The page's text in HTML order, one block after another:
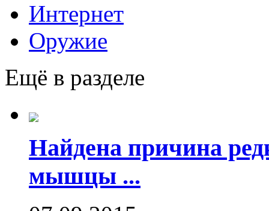
Интернет
Оружие
Ещё в разделе
Найдена причина
мышцы ...